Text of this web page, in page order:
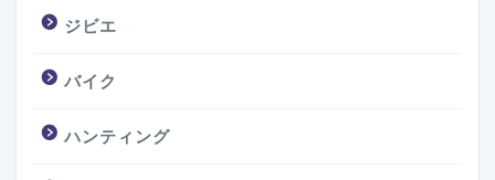
ジビエ
バイク
ハンティング